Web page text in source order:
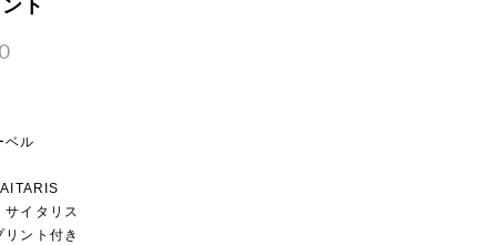
ベル
イタリス
リント付き